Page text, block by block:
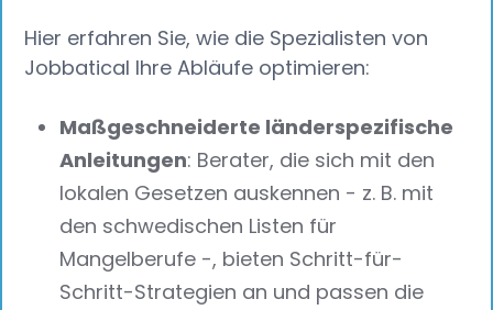
Hier erfahren Sie, wie die Spezialisten von
Jobbatical Ihre Abläufe optimieren:
Maßgeschneiderte länderspezifische
Anleitungen: Berater, die sich mit den
lokalen Gesetzen auskennen - z. B. mit
den schwedischen Listen für
Mangelberufe -, bieten Schritt-für-
Schritt-Strategien an und passen die